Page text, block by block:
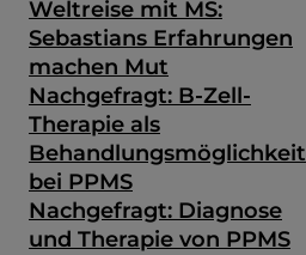
Weltreise mit MS:
Sebastians Erfahrungen
machen Mut
Nachgefragt: B-Zell-
Therapie als
Behandlungsmöglichkeit
bei PPMS
Nachgefragt: Diagnose
und Therapie von PPMS